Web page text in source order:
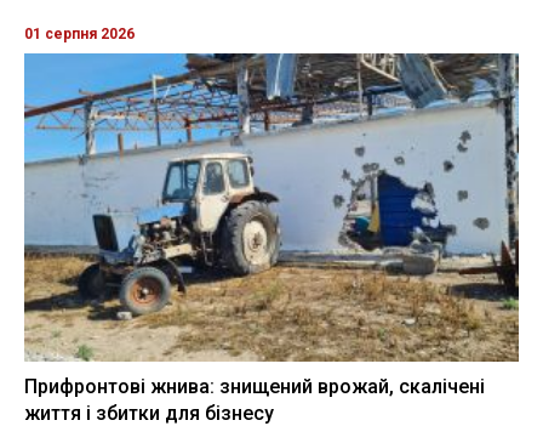
01 серпня 2026
Прифронтові жнива: знищений врожай, скалічені
життя і збитки для бізнесу